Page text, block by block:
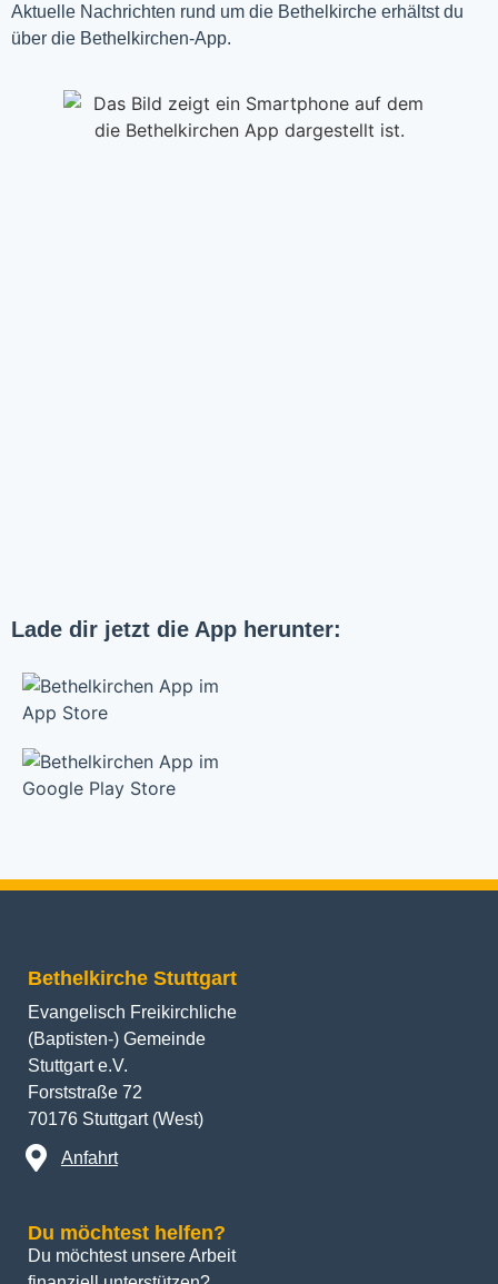
Aktuelle Nachrichten rund um die Bethelkirche erhältst du
über die Bethelkirchen-App.
Lade dir jetzt die App herunter:
Bethelkirche Stuttgart
Evangelisch Freikirchliche
(Baptisten-) Gemeinde
Stuttgart e.V.
Forststraße 72
70176 Stuttgart (West)
Anfahrt
Du möchtest helfen?
Du möchtest unsere Arbeit